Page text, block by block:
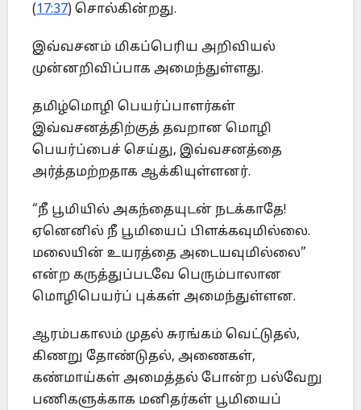
(17:37) சொல்கின்றது.
இவ்வசனம் மிகப்பெரிய அறிவியல்
முன்னறிவிப்பாக அமைந்துள்ளது.
தமிழ்மொழி பெயர்ப்பாளர்கள்
இவ்வசனத்திற்குத் தவறான மொழி
பெயர்ப்பைச் செய்து, இவ்வசனத்தை
அர்த்தமற்றதாக ஆக்கியுள்ளனர்.
“நீ பூமியில் அகந்தையுடன் நடக்காதே!
ஏனெனில் நீ பூமியைப் பிளக்கவுமில்லை.
மலையின் உயரத்தை அடையவுமில்லை”
என்ற கருத்துப்படவே பெரும்பாலான
மொழிபெயர்ப் புக்கள் அமைந்துள்ளன.
ஆரம்பகாலம் முதல் சுரங்கம் வெட்டுதல்,
கிணறு தோண்டுதல், அணைகள்,
கண்மாய்கள் அமைத்தல் போன்ற பல்வேறு
பணிகளுக்காக மனிதர்கள் பூமியைப்